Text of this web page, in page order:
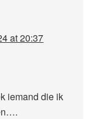
at 20:37
iemand die ik